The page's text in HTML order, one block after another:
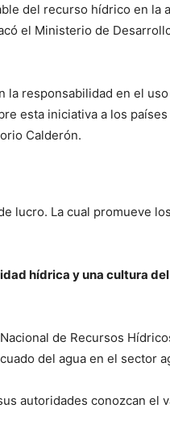
del recurso hídrico en la
el Ministerio de
la responsabilidad en el
esta iniciativa a los
Calderón.
lucro. La cual promueve
hídrica y una cultura
de Recursos
del agua en el sector
autoridades conozcan el